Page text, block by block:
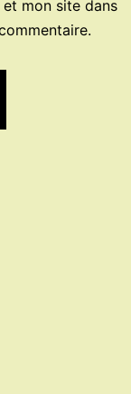
mon site dans